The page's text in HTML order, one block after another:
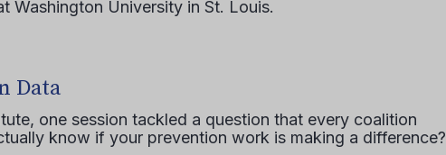
Washington University in St. Louis.
Data
one session tackled a question that every coalition
know if your prevention work is making a difference?